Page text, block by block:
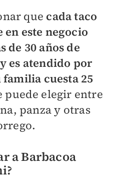
que cada taco
en este negocio
de 30 años de
es atendido por
familia cuesta 25
puede elegir entre
panza y otras
a Barbacoa